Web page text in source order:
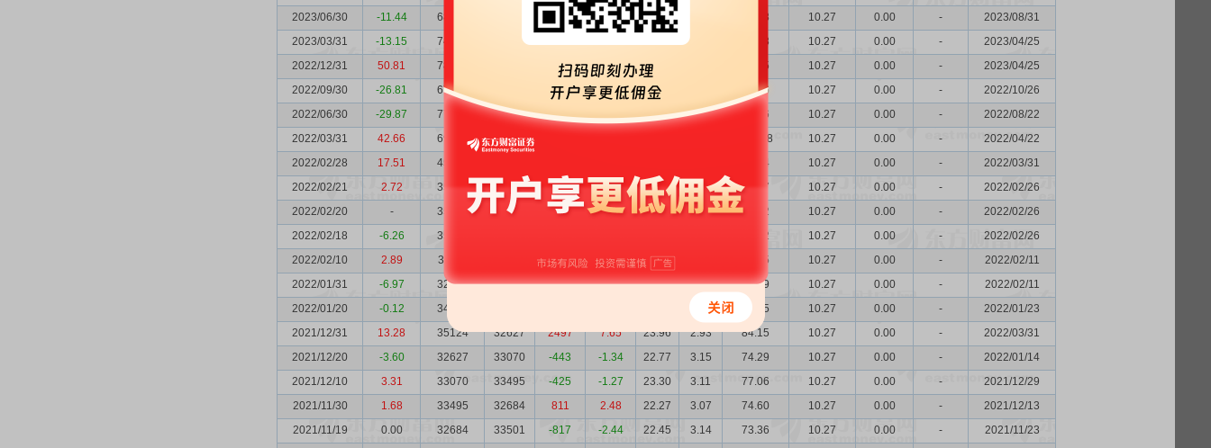
2023/06/30
-11.44 68299 -6649 -8.87 8.62 58.88 10.27 0.00 -
2023/08/31
2023/03/31
-13.15 74948 78387 1.37 66.48 10.27 0.00 -
2023/04/25
2022/12/31
50.81 78387 10617 15.67 9.77 76.55 10.27 0.00 -
2023/04/25
2022/09/30
-26.81 67770 -10207 -13.09 7.49 50.76 10.27 0.00 -
2022/10/26
2022/06/30
-29.87 77977 69423 8554 8.89 1.32 69.36 10.27 0.00 -
2022/08/22
2022/03/31
42.66 69423 45789 129.88 10.27 0.00 -
2022/04/22
2022/02/28
17.51 45789 91.04 10.27 0.00 -
2022/03/31
2022/02/21
2.72 35678 35678 0 0.00 21.71 2.88 77.47 10.27 0.00 -
2022/02/26
2022/02/20
- 35678 35678 0 0.00 21.14 2.88 75.42 10.27 0.00 -
2022/02/26
2022/02/18
-6.26 35678 75.42 10.27 0.00 -
2022/02/26
2022/02/10
2.89 35111 2695 8.31 22.91 80.45 10.27 0.00 -
2022/02/11
2022/01/31
-6.97 32416 34298 -1882 -5.49 24.12 3.17 78.19 10.27 0.00 -
2022/02/11
2022/01/20
-0.12 34298 3.00 84.05 10.27 0.00 -
2022/01/23
2021/12/31
13.28 35124 32627 2497 7.65 23.96 2.93 84.15 10.27 0.00 -
2022/03/31
2021/12/20
-3.60 32627 33070 -443 -1.34 22.77 3.15 74.29 10.27 0.00 -
2022/01/14
2021/12/10
3.31 33070 33495 -425 -1.27 23.30 3.11 77.06 10.27 0.00 -
2021/12/29
2021/11/30
1.68 33495 32684 811 2.48 22.27 3.07 74.60 10.27 0.00 -
2021/12/13
2021/11/19
0.00 32684 33501 -817 -2.44 22.45 3.14 73.36 10.27 0.00 -
2021/11/23